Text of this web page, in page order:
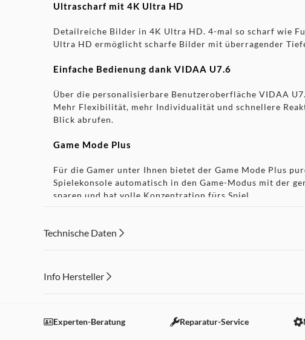
Ultrascharf mit 4K Ultra HD
Detailreiche Bilder in 4K Ultra HD. 4-mal so scharf wie
Ultra HD ermöglicht scharfe Bilder mit überragender
Einfache Bedienung dank VIDAA U7.6
Über die personalisierbare Benutzeroberfläche VIDAA
Mehr Flexibilität, mehr Individualität und schnellere
Blick abrufen.
Game Mode Plus
Für die Gamer unter Ihnen bietet der Game Mode Plus
Spielekonsole automatisch in den Game-Modus mit der
sparen und hat volle Konzentration fürs Spiel.
TÜV Rheinland – Data Privacy
Technische Daten
Info Hersteller
Einstellungen anpassen
Experten-Beratung Reparatur-Service